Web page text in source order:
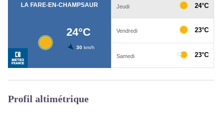
Profil altimétrique